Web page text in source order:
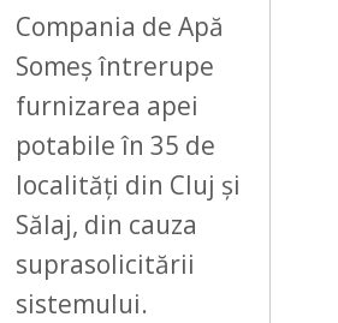
Compania de Apă
Someș întrerupe
furnizarea apei
potabile în 35 de
localități din Cluj și
Sălaj, din cauza
suprasolicitării
sistemului.